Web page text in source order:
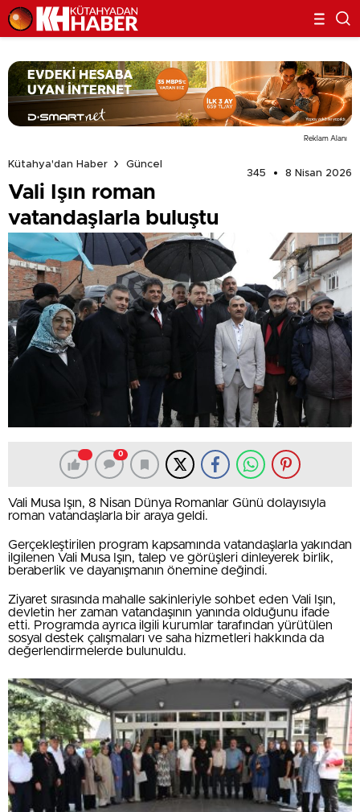
Reklam Alanı
Kütahya'dan Haber
Güncel
345
8 Nisan 2026
Vali Işın roman
vatandaşlarla buluştu
0
Vali Musa Işın, 8 Nisan Dünya Romanlar Günü dolayısıyla
roman vatandaşlarla bir araya geldi.
Gerçekleştirilen program kapsamında vatandaşlarla yakından
ilgilenen Vali Musa Işın, talep ve görüşleri dinleyerek birlik,
beraberlik ve dayanışmanın önemine değindi.
Ziyaret sırasında mahalle sakinleriyle sohbet eden Vali Işın,
devletin her zaman vatandaşının yanında olduğunu ifade
etti. Programda ayrıca ilgili kurumlar tarafından yürütülen
sosyal destek çalışmaları ve saha hizmetleri hakkında da
değerlendirmelerde bulunuldu.